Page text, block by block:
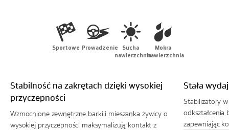
Sportowe Prowadzenie
Sucha
nawierzchnia
Mokra
nawierzchnia
Stabilność na zakrętach dzięki wysokiej
przyczepności
Wzmocnione zewnętrzne barki i mieszanka żywicy o
wysokiej przyczepności maksymalizują kontakt z
Stała
Stabilizatory
odkształcenia
zapewniając